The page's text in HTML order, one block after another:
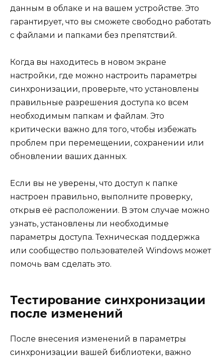
данным в облаке и на вашем устройстве. Это
гарантирует, что вы сможете свободно работать
с файлами и папками без препятствий.
Когда вы находитесь в новом экране
настройки, где можно настроить параметры
синхронизации, проверьте, что установлены
правильные разрешения доступа ко всем
необходимым папкам и файлам. Это
критически важно для того, чтобы избежать
проблем при перемещении, сохранении или
обновлении ваших данных.
Если вы не уверены, что доступ к папке
настроен правильно, выполните проверку,
открыв её расположении. В этом случае можно
узнать, установлены ли необходимые
параметры доступа. Техническая поддержка
или сообщество пользователей Windows может
помочь вам сделать это.
Тестирование синхронизации
после изменений
После внесения изменений в параметры
синхронизации вашей библиотеки, важно